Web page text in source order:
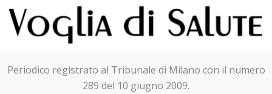
Periodico registrato al Tribunale di Milano con il numero
289 del 10 giugno 2009.